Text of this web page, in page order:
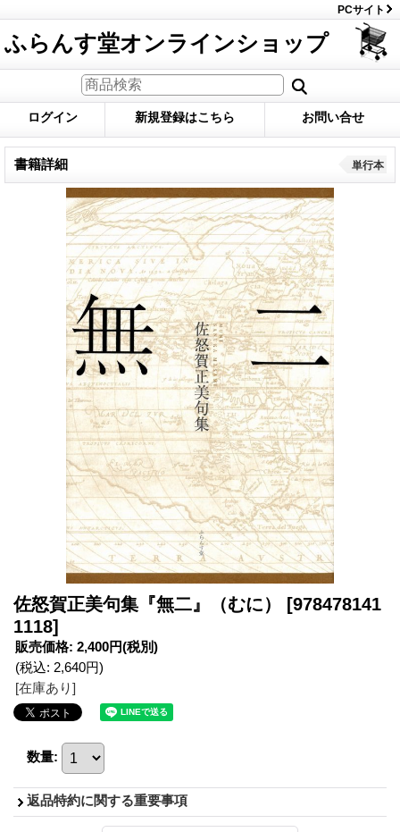
PCサイト
ふらんす堂オンラインショップ
ログイン 新規登録はこちら お問い合せ
書籍詳細 単行本
佐怒賀正美句集『無二』（むに）
[978478141
1118]
販売価格: 2,400円(税別)
(税込: 2,640円)
[在庫あり]
数量:
返品特約に関する重要事項